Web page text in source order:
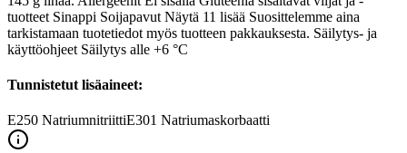
tuotteet Sinappi Soijapavut Näytä 11 lisää Suosittelemme aina
tarkistamaan tuotetiedot myös tuotteen pakkauksesta. Säilytys- ja
käyttöohjeet Säilytys alle +6 °C
Tunnistetut lisäaineet:
E250 NatriumnitriittiE301 Natriumaskorbaatti